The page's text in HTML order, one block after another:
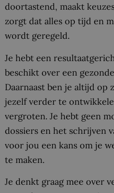
doortastend, maakt
zorgt dat alles op tijd en
wordt geregeld.
Je hebt een
beschikt over een
Daarnaast ben je altijd op
jezelf verder te
vergroten. Je hebt geen
dossiers en het schrijven
voor jou een kans om je
te maken.
Je denkt graag mee over